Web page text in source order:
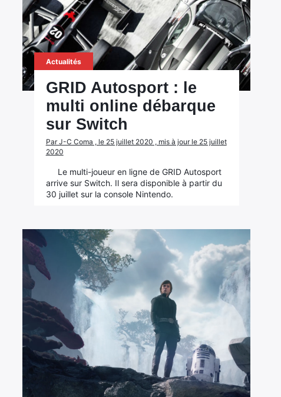
Actualités
GRID Autosport : le
multi online débarque
sur Switch
Par J-C Coma , le 25 juillet 2020 , mis à jour le 25 juillet
2020
Le multi-joueur en ligne de GRID Autosport
arrive sur Switch. Il sera disponible à partir du
30 juillet sur la console Nintendo.